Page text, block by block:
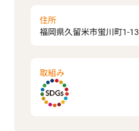
住所
福岡県久留米市蛍川町1-13
取組み